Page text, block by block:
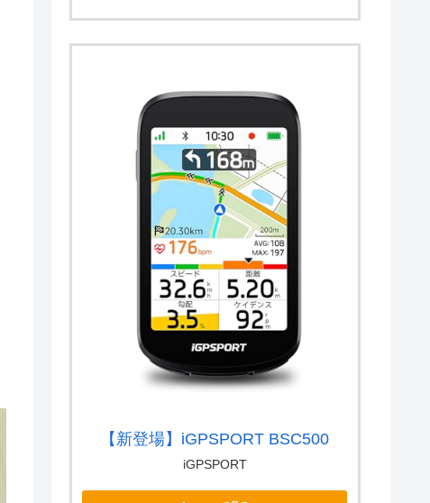
【新登場】iGPSPORT BSC500
iGPSPORT